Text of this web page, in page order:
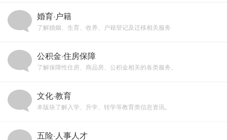
婚育·户籍
了解婚姻、生育、收养、户籍登记及迁移相关服务
公积金·住房保障
了解保障性住房、商品房、公积金相关的各类服务。
文化·教育
本版块了解入学、升学、转学等教育类信息资讯。
五险·人事人才